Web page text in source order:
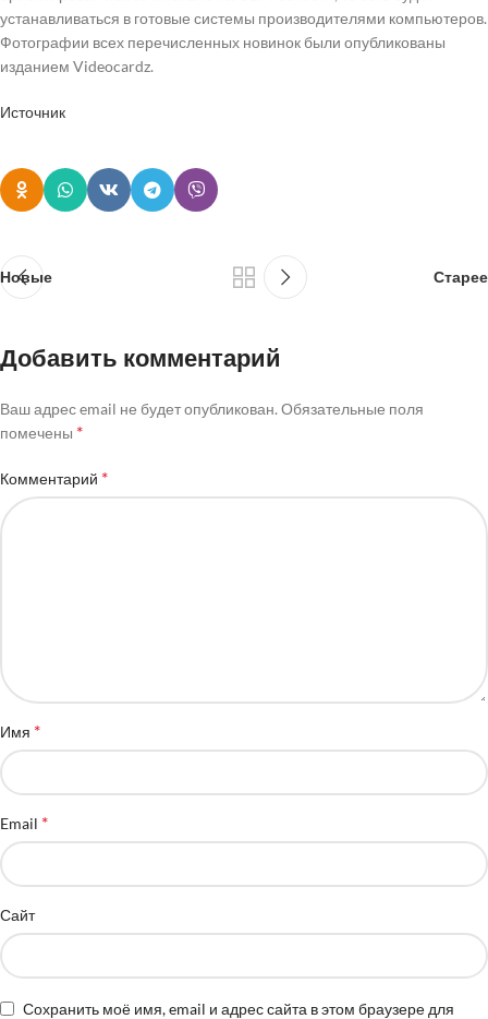
устанавливаться в готовые системы производителями компьютеров.
Фотографии всех перечисленных новинок были опубликованы
изданием Videocardz.
Источник
Новые Старее
Добавить комментарий
Ваш адрес email не будет опубликован. Обязательные поля
помечены *
Комментарий *
Имя *
Email *
Сайт
Сохранить моё имя, email и адрес сайта в этом браузере для